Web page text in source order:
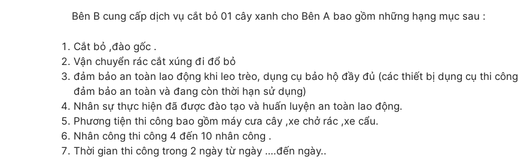
Bên B cung cấp dịch vụ cắt bỏ 01 cây xanh cho Bên A bao gồm những hạng mục sau :
Cắt bỏ ,đào gốc .
Vận chuyển rác cắt xúng đi đổ bỏ
đảm bảo an toàn lao động khi leo trèo, dụng cụ bảo hộ đầy đủ (các thiết bị dụng cụ thi công
đảm bảo an toàn và đang còn thời hạn sử dụng)
Nhân sự thực hiện đã được đào tạo và huấn luyện an toàn lao động.
Phương tiện thi công bao gồm máy cưa cây ,xe chở rác ,xe cẩu.
Nhân công thi công 4 đến 10 nhân công .
Thời gian thi công trong 2 ngày từ ngày ….đến ngày..